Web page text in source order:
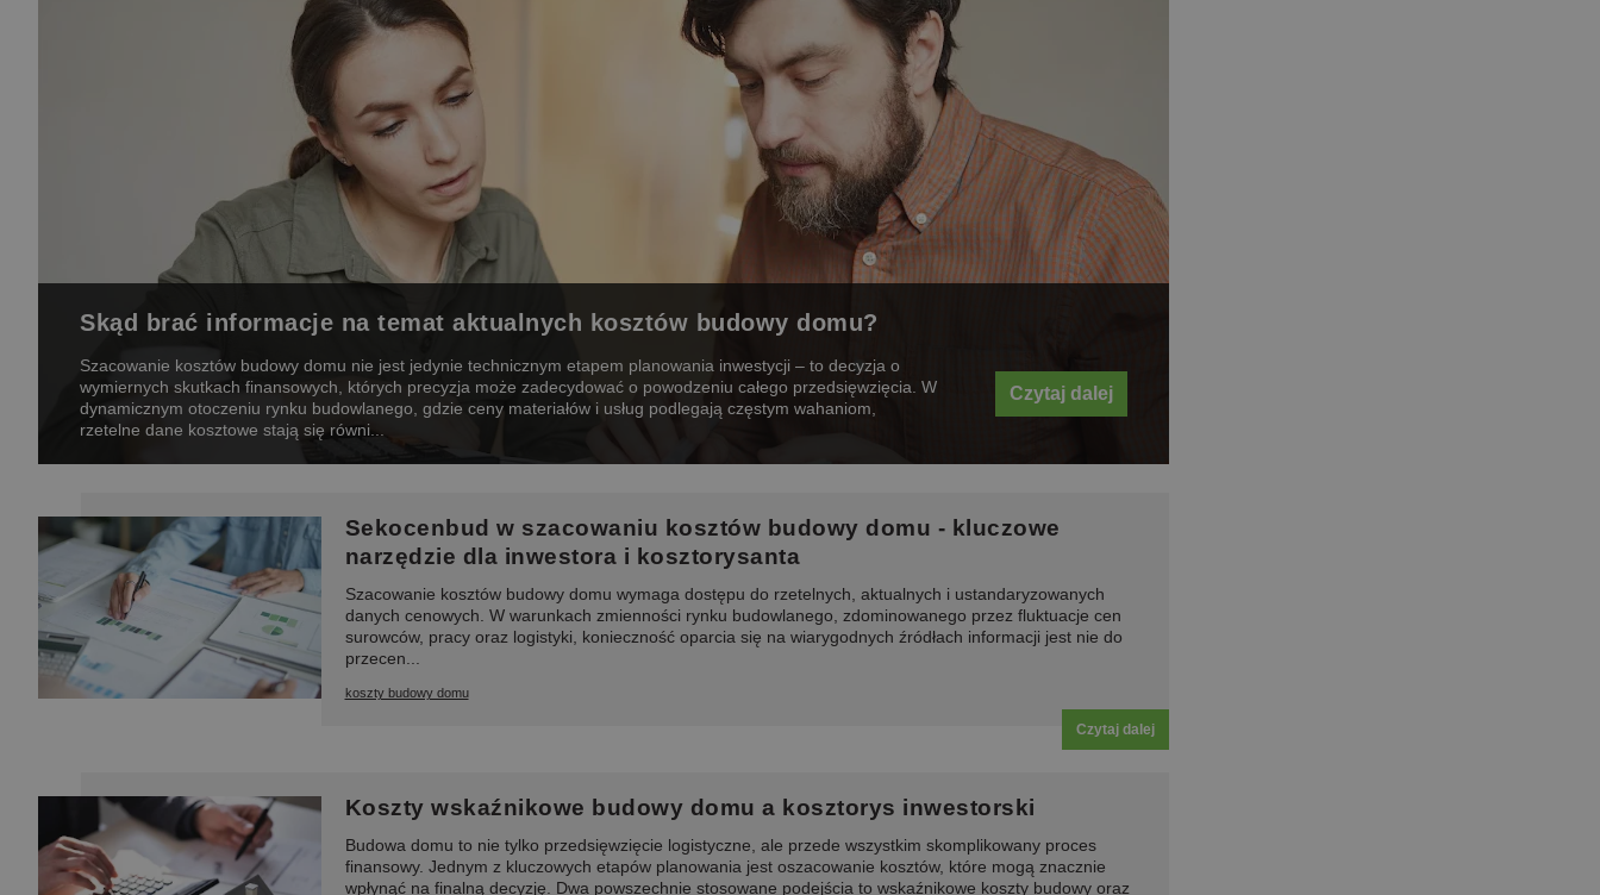
Skąd brać informacje na temat aktualnych kosztów budowy domu?
Szacowanie kosztów budowy domu nie jest jedynie technicznym etapem planowania inwestycji – to decyzja o
wymiernych skutkach finansowych, których precyzja może zadecydować o powodzeniu całego przedsięwzięcia. W
dynamicznym otoczeniu rynku budowlanego, gdzie ceny materiałów i usług podlegają częstym wahaniom,
rzetelne dane kosztowe stają się równi...
Czytaj dalej
Sekocenbud w szacowaniu kosztów budowy domu - kluczowe
narzędzie dla inwestora i kosztorysanta
Szacowanie kosztów budowy domu wymaga dostępu do rzetelnych, aktualnych i ustandaryzowanych
danych cenowych. W warunkach zmienności rynku budowlanego, zdominowanego przez fluktuacje cen
surowców, pracy oraz logistyki, konieczność oparcia się na wiarygodnych źródłach informacji jest nie do
przecen...
koszty budowy domu
Czytaj dalej
Koszty wskaźnikowe budowy domu a kosztorys inwestorski
Budowa domu to nie tylko przedsięwzięcie logistyczne, ale przede wszystkim skomplikowany proces
finansowy. Jednym z kluczowych etapów planowania jest oszacowanie kosztów, które mogą znacznie
wpłynąć na finalną decyzję. Dwa powszechnie stosowane podejścia to wskaźnikowe koszty budowy oraz